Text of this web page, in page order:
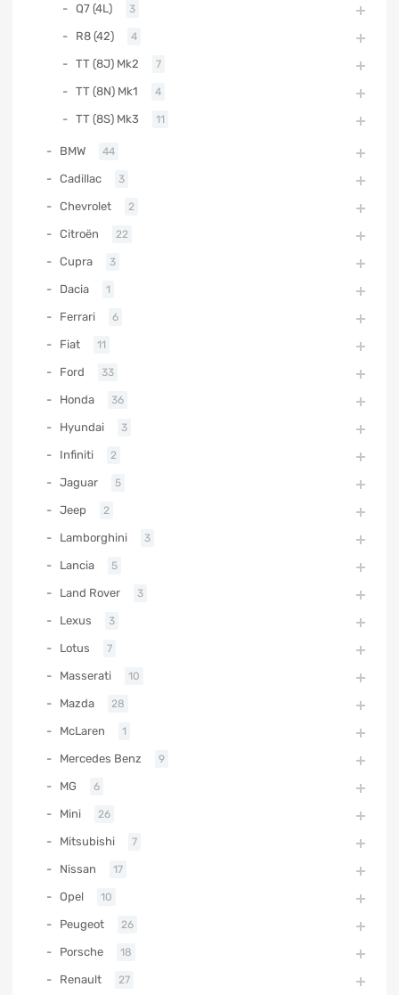
Q7 (4L) 3
R8 (42) 4
TT (8J) Mk2 7
TT (8N) Mk1 4
TT (8S) Mk3 11
BMW 44
Cadillac 3
Chevrolet 2
Citroën 22
Cupra 3
Dacia 1
Ferrari 6
Fiat 11
Ford 33
Honda 36
Hyundai 3
Infiniti 2
Jaguar 5
Jeep 2
Lamborghini 3
Lancia 5
Land Rover 3
Lexus 3
Lotus 7
Masserati 10
Mazda 28
McLaren 1
Mercedes Benz 9
MG 6
Mini 26
Mitsubishi 7
Nissan 17
Opel 10
Peugeot 26
Porsche 18
Renault 27